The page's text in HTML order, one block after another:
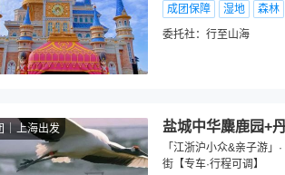
成团保障
湿地 森林
委托社： 行至山海
上海出发 盐城中华麋鹿园+
「江浙沪小众&亲子游
街【专车·行程可调】